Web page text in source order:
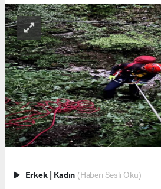
Erkek | Kadın (Haberi Sesli Oku)